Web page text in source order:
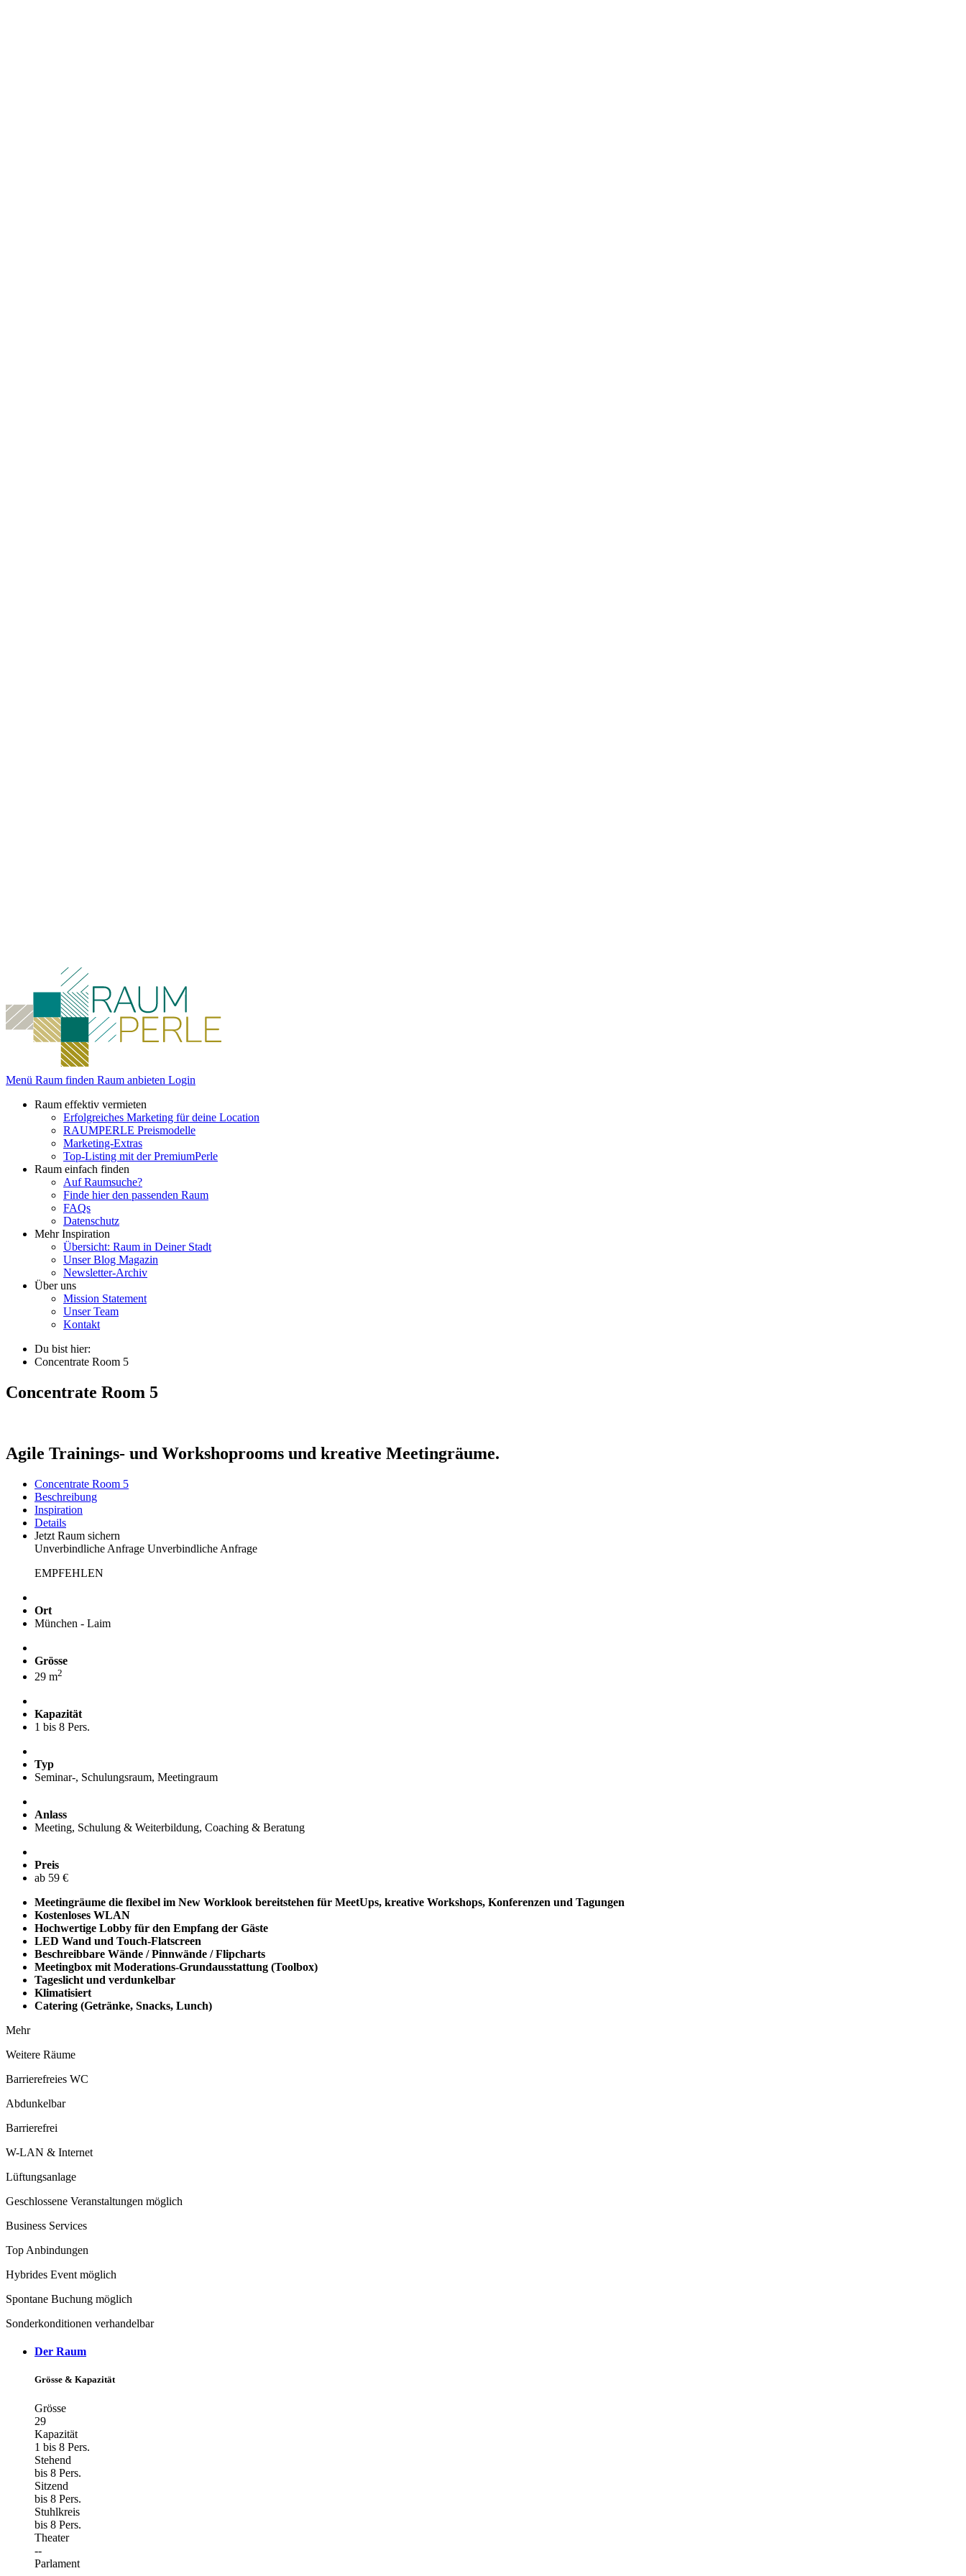
Menü Raum finden Raum anbieten Login
Raum effektiv vermieten
Erfolgreiches Marketing für deine Location
RAUMPERLE Preismodelle
Marketing-Extras
Top-Listing mit der PremiumPerle
Raum einfach finden
Auf Raumsuche?
Finde hier den passenden Raum
FAQs
Datenschutz
Mehr Inspiration
Übersicht: Raum in Deiner Stadt
Unser Blog Magazin
Newsletter-Archiv
Über uns
Mission Statement
Unser Team
Kontakt
Du bist hier:
Concentrate Room 5
Concentrate Room 5
Agile Trainings- und Workshoprooms und kreative Meetingräume.
Concentrate Room 5
Beschreibung
Inspiration
Details
Jetzt Raum sichern
Unverbindliche Anfrage Unverbindliche Anfrage
EMPFEHLEN
Ort
München - Laim
Grösse
29 m2
Kapazität
1 bis 8 Pers.
Typ
Seminar-, Schulungsraum, Meetingraum
Anlass
Meeting, Schulung & Weiterbildung, Coaching & Beratung
Preis
ab 59 €
Meetingräume die flexibel im New Worklook bereitstehen für MeetUps, kreative Workshops, Konferenzen und Tagungen
Kostenloses WLAN
Hochwertige Lobby für den Empfang der Gäste
LED Wand und Touch-Flatscreen
Beschreibbare Wände / Pinnwände / Flipcharts
Meetingbox mit Moderations-Grundausstattung (Toolbox)
Tageslicht und verdunkelbar
Klimatisiert
Catering (Getränke, Snacks, Lunch)
Mehr
Weitere Räume
Barrierefreies WC
Abdunkelbar
Barrierefrei
W-LAN & Internet
Lüftungsanlage
Geschlossene Veranstaltungen möglich
Business Services
Top Anbindungen
Hybrides Event möglich
Spontane Buchung möglich
Sonderkonditionen verhandelbar
Der Raum
Grösse & Kapazität
Grösse
29
Kapazität
1 bis 8 Pers.
Stehend
bis 8 Pers.
Sitzend
bis 8 Pers.
Stuhlkreis
bis 8 Pers.
Theater
--
Parlament